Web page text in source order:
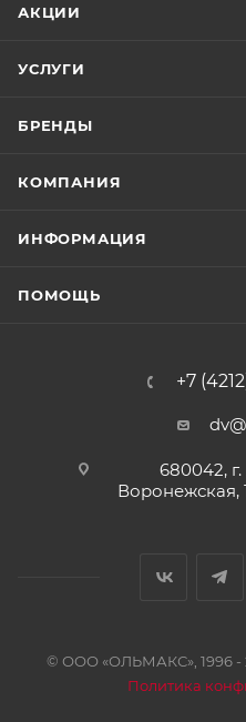
АКЦИИ
УСЛУГИ
БРЕНДЫ
КОМПАНИЯ
ИНФОРМАЦИЯ
ПОМОЩЬ
+7
680042,
Воронежская,
© ООО «ОЛЬМАКС», 1996 -
Политика